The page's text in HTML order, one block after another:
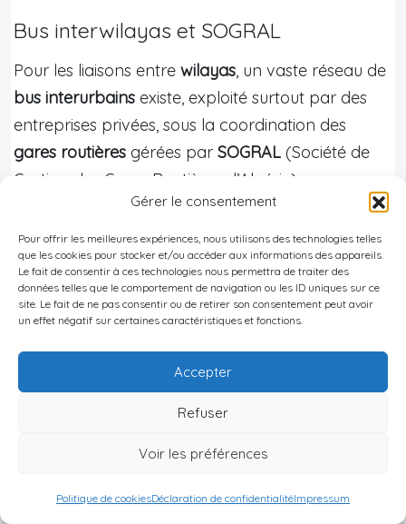
Gérer le consentement
Pour offrir les meilleures expériences, nous utilisons des technologies telles
que les cookies pour stocker et/ou accéder aux informations des appareils.
Le fait de consentir à ces technologies nous permettra de traiter des
données telles que le comportement de navigation ou les ID uniques sur ce
site. Le fait de ne pas consentir ou de retirer son consentement peut avoir
un effet négatif sur certaines caractéristiques et fonctions.
Accepter
Refuser
Voir les préférences
Politique de cookiesDéclaration de confidentialitéImpressum
Bus interwilayas et SOGRAL
Pour les liaisons entre wilayas, un vaste réseau de
bus interurbains existe, exploité surtout par des
entreprises privées, sous la coordination des
gares routières gérées par SOGRAL (Société de
Gestion des Gares Routières d’Algérie).
9
Le réseau ferroviaire relie 9 grandes villes du
nord algérien, incluant Alger, Oran, Constantine,
repères de coûts:
de l’ordre de 200 à 500 DZD, selon la distance et